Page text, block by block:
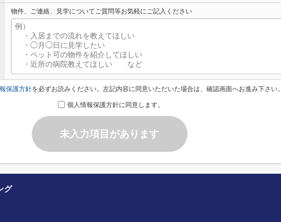
物件、ご連絡、見学についてご質問等お気軽にご記入ください
保護方針を必ずお読みください。左記内容に同意いただいた場合は、確認画面へお進み下さい。
個人情報保護方針に同意します。
未入力項目があります
グ